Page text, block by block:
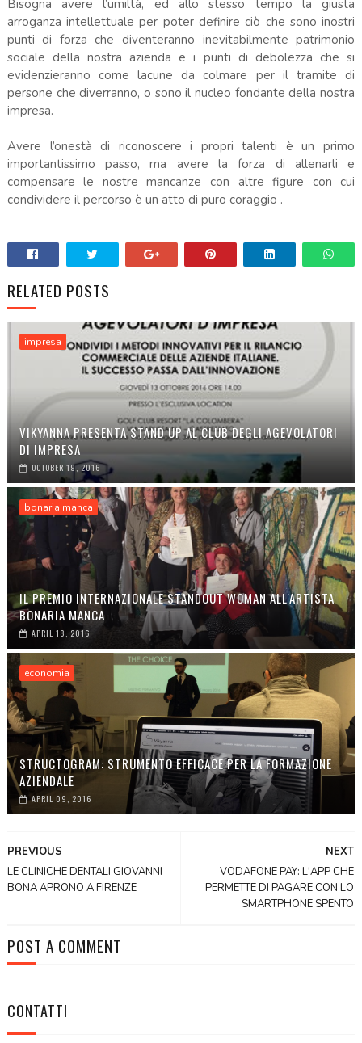
Bisogna avere l’umiltà, ed allo stesso tempo la giusta
arroganza intellettuale per poter definire ciò che sono inostri
punti di forza che diventeranno inevitabilmente patrimonio
sociale della nostra azienda e i punti di debolezza che si
evidenzieranno come lacune da colmare per il tramite di
persone che diverranno, o sono il nucleo fondante della nostra
impresa.
Avere l’onestà di riconoscere i propri talenti è un primo
importantissimo passo, ma avere la forza di allenarli e
compensare le nostre mancanze con altre figure con cui
condividere il percorso è un atto di puro coraggio .
RELATED POSTS
impresa
VIKYANNA PRESENTA STAND UP AL CLUB DEGLI AGEVOLATORI
DI IMPRESA
OCTOBER 19, 2016
bonaria manca
IL PREMIO INTERNAZIONALE STANDOUT WOMAN ALL'ARTISTA
BONARIA MANCA
APRIL 18, 2016
economia
STRUCTOGRAM: STRUMENTO EFFICACE PER LA FORMAZIONE
AZIENDALE
APRIL 09, 2016
NEXT
VODAFONE PAY: L'APP CHE
PERMETTE DI PAGARE CON LO
SMARTPHONE SPENTO
PREVIOUS
LE CLINICHE DENTALI GIOVANNI
BONA APRONO A FIRENZE
POST A COMMENT
CONTATTI